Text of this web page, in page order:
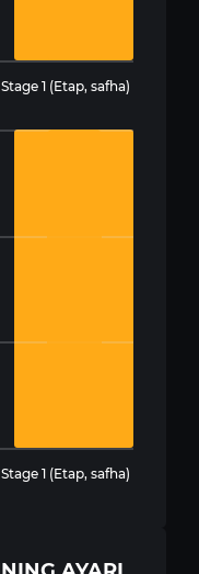
Stage 1 (Etap, safha)
Stage 1 (Etap, safha)